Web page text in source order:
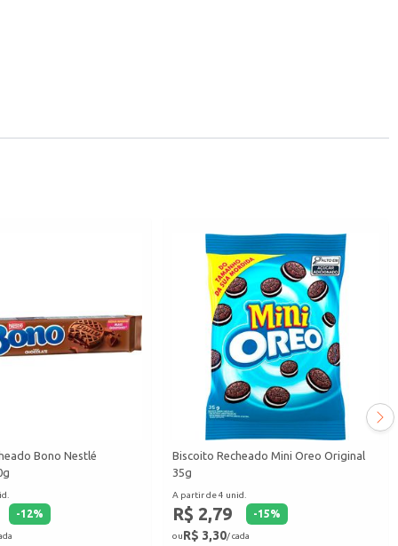
Bono Nestlé
-12%
Biscoito Recheado Mini Oreo Original
35g
A partir de 4 unid.
R$ 2,79 -15%
ouR$ 3,30/ cada